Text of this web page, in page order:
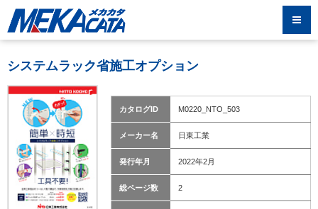
システムラック省施工オプション
カタログID M0220_NTO_503
メーカー名 日東工業
発行年月 2022年2月
総ページ数 2